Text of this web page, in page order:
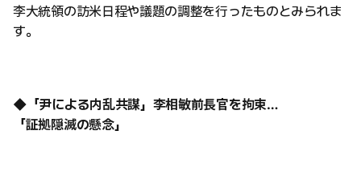
李大統領の訪米日程や議題の調整を行ったものとみられま
す。
◆「尹による内乱共謀」李相敏前長官を拘束…
「証拠隠滅の懸念」